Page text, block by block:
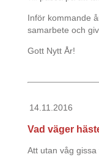
Inför kommande
samarbete och
Gott Nytt År!
14.11.2016
Vad väger
Att utan våg